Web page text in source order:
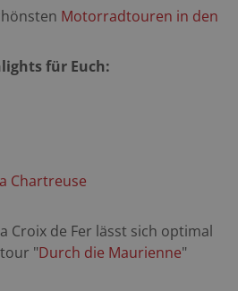
Motorradtouren in den
für Euch:
Chartreuse
Croix de Fer lässt sich optimal
"Durch die Maurienne"